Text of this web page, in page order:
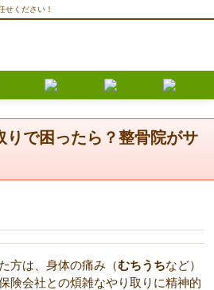
せください！
りで困ったら？整骨院がサ
方は、身体の痛み（むちうちなど）
険会社との煩雑なやり取りに精神的